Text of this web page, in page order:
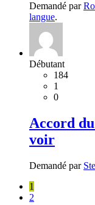
Demandé par
langue.
Débutant
184
1
0
Accord
voir
Demandé par
1
2